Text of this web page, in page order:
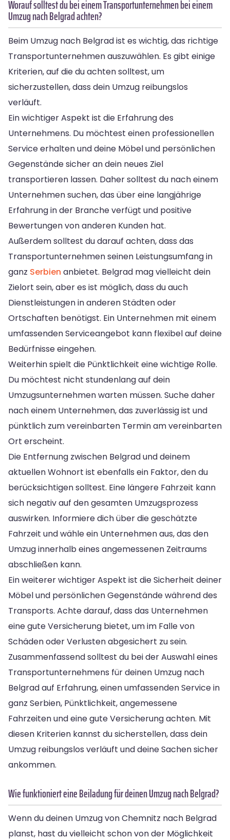
Worauf solltest du bei einem Transportunternehmen bei einem
Umzug nach Belgrad achten?
Beim Umzug nach Belgrad ist es wichtig, das richtige
Transportunternehmen auszuwählen. Es gibt einige
Kriterien, auf die du achten solltest, um
sicherzustellen, dass dein Umzug reibungslos
verläuft.
Ein wichtiger Aspekt ist die Erfahrung des
Unternehmens. Du möchtest einen professionellen
Service erhalten und deine Möbel und persönlichen
Gegenstände sicher an dein neues Ziel
transportieren lassen. Daher solltest du nach einem
Unternehmen suchen, das über eine langjährige
Erfahrung in der Branche verfügt und positive
Bewertungen von anderen Kunden hat.
Außerdem solltest du darauf achten, dass das
Transportunternehmen seinen Leistungsumfang in
ganz Serbien anbietet. Belgrad mag vielleicht dein
Zielort sein, aber es ist möglich, dass du auch
Dienstleistungen in anderen Städten oder
Ortschaften benötigst. Ein Unternehmen mit einem
umfassenden Serviceangebot kann flexibel auf deine
Bedürfnisse eingehen.
Weiterhin spielt die Pünktlichkeit eine wichtige Rolle.
Du möchtest nicht stundenlang auf dein
Umzugsunternehmen warten müssen. Suche daher
nach einem Unternehmen, das zuverlässig ist und
pünktlich zum vereinbarten Termin am vereinbarten
Ort erscheint.
Die Entfernung zwischen Belgrad und deinem
aktuellen Wohnort ist ebenfalls ein Faktor, den du
berücksichtigen solltest. Eine längere Fahrzeit kann
sich negativ auf den gesamten Umzugsprozess
auswirken. Informiere dich über die geschätzte
Fahrzeit und wähle ein Unternehmen aus, das den
Umzug innerhalb eines angemessenen Zeitraums
abschließen kann.
Ein weiterer wichtiger Aspekt ist die Sicherheit deiner
Möbel und persönlichen Gegenstände während des
Transports. Achte darauf, dass das Unternehmen
eine gute Versicherung bietet, um im Falle von
Schäden oder Verlusten abgesichert zu sein.
Zusammenfassend solltest du bei der Auswahl eines
Transportunternehmens für deinen Umzug nach
Belgrad auf Erfahrung, einen umfassenden Service in
ganz Serbien, Pünktlichkeit, angemessene
Fahrzeiten und eine gute Versicherung achten. Mit
diesen Kriterien kannst du sicherstellen, dass dein
Umzug reibungslos verläuft und deine Sachen sicher
ankommen.
Wie funktioniert eine Beiladung für deinen Umzug nach Belgrad?
Wenn du deinen Umzug von Chemnitz nach Belgrad
planst, hast du vielleicht schon von der Möglichkeit